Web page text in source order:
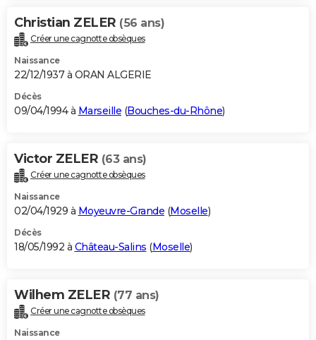
Christian ZELER (56 ans)
Créer une cagnotte obsèques
Naissance
22/12/1937 à ORAN ALGERIE
Décès
09/04/1994 à Marseille (Bouches-du-Rhône)
Victor ZELER (63 ans)
Créer une cagnotte obsèques
Naissance
02/04/1929 à Moyeuvre-Grande (Moselle)
Décès
18/05/1992 à Château-Salins (Moselle)
Wilhem ZELER (77 ans)
Créer une cagnotte obsèques
Naissance